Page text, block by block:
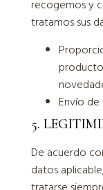
recogemos y
tratamos sus
Envío de
5.
De acuerdo
datos
tratarse